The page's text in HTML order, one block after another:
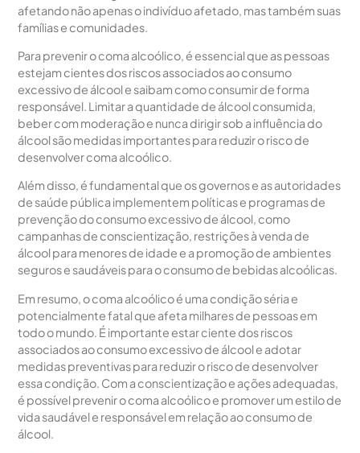
afetando não apenas o indivíduo afetado, mas também suas
famílias e comunidades.
Para prevenir o coma alcoólico, é essencial que as pessoas
estejam cientes dos riscos associados ao consumo
excessivo de álcool e saibam como consumir de forma
responsável. Limitar a quantidade de álcool consumida,
beber com moderação e nunca dirigir sob a influência do
álcool são medidas importantes para reduzir o risco de
desenvolver coma alcoólico.
Além disso, é fundamental que os governos e as autoridades
de saúde pública implementem políticas e programas de
prevenção do consumo excessivo de álcool, como
campanhas de conscientização, restrições à venda de
álcool para menores de idade e a promoção de ambientes
seguros e saudáveis para o consumo de bebidas alcoólicas.
Em resumo, o coma alcoólico é uma condição séria e
potencialmente fatal que afeta milhares de pessoas em
todo o mundo. É importante estar ciente dos riscos
associados ao consumo excessivo de álcool e adotar
medidas preventivas para reduzir o risco de desenvolver
essa condição. Com a conscientização e ações adequadas,
é possível prevenir o coma alcoólico e promover um estilo de
vida saudável e responsável em relação ao consumo de
álcool.